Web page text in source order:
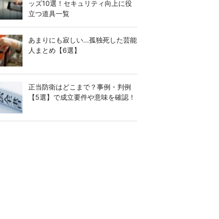
ッズ10選！セキュリティ向上に役
立つ道具一覧
あまりにも寂しい...孤独死した芸能
人まとめ【6選】
正当防衛はどこまで？事例・判例
【5選】で成立要件や意味を確認！